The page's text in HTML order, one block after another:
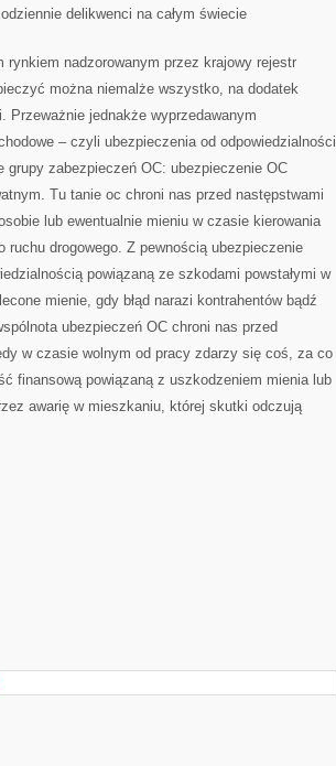
PRZENIESIENIE
SWOJEGO
W
MIEJSCE
delikwenci na całym świecie
nadzorowanym przez krajowy rejestr
można niemalże wszystko, na dodatek
jednakże wyprzedawanym
– czyli ubezpieczenia od odpowiedzialności
zabezpieczeń OC: ubezpieczenie OC
Tu tanie oc chroni nas przed następstwami
lub ewentualnie mieniu w czasie kierowania
drogowego. Z pewnością ubezpieczenie
powiązaną ze szkodami powstałymi w
mienie, gdy błąd narazi kontrahentów bądź
ubezpieczeń OC chroni nas przed
w czasie wolnym od pracy zdarzy się coś, za co
finansową powiązaną z uszkodzeniem mienia lub
awarię w mieszkaniu, której skutki odczują